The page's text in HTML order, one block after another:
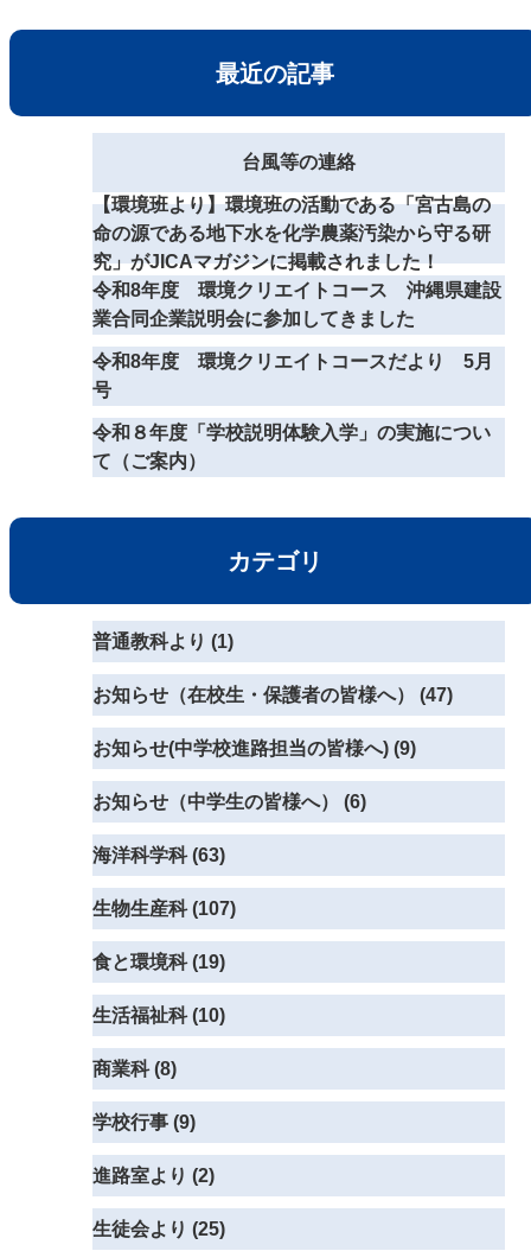
最近の記事
台風等の連絡
【環境班より】環境班の活動である「宮古島の
命の源である地下水を化学農薬汚染から守る研
究」がJICAマガジンに掲載されました！
令和8年度 環境クリエイトコース 沖縄県建設
業合同企業説明会に参加してきました
令和8年度 環境クリエイトコースだより 5月
号
令和８年度「学校説明体験入学」の実施につい
て（ご案内）
カテゴリ
普通教科より (1)
お知らせ（在校生・保護者の皆様へ） (47)
お知らせ(中学校進路担当の皆様へ) (9)
お知らせ（中学生の皆様へ） (6)
海洋科学科 (63)
生物生産科 (107)
食と環境科 (19)
生活福祉科 (10)
商業科 (8)
学校行事 (9)
進路室より (2)
生徒会より (25)